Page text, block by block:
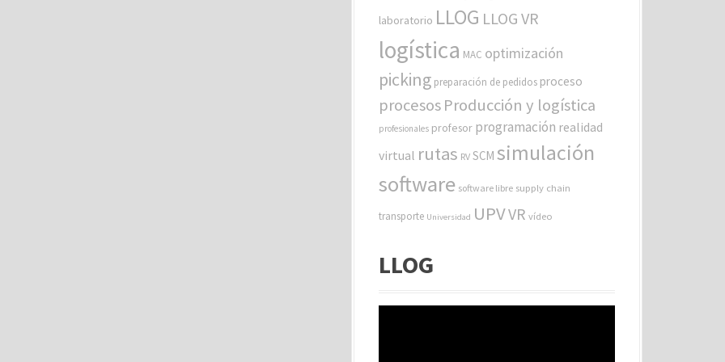
laboratorio LLOG LLOG VR
logística MAC optimización
picking preparación de pedidos proceso
procesosProducción y logística
profesionales profesor programación realidad
virtual rutas RV SCM simulación
software software libre supply chain
transporte Universidad UPVVR vídeo
LLOG